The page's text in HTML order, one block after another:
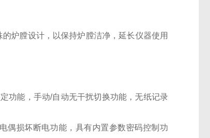
炉膛设计，以保持炉膛洁净，延长仪器使用
功能，手动/自动无干扰切换功能，无纸记录
偶损坏断电功能，具有内置参数密码控制功